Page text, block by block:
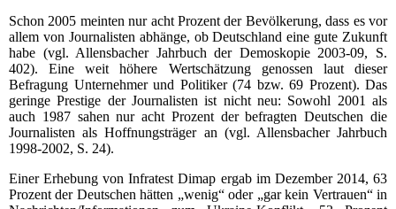
Schon 2005 meinten nur acht Prozent der Bevölkerung, dass es vor
allem von Journalisten abhänge, ob Deutschland eine gute Zukunft
habe (vgl. Allensbacher Jahrbuch der Demoskopie 2003-09, S.
402). Eine weit höhere Wertschätzung genossen laut dieser
Befragung Unternehmer und Politiker (74 bzw. 69 Prozent). Das
geringe Prestige der Journalisten ist nicht neu: Sowohl 2001 als
auch 1987 sahen nur acht Prozent der befragten Deutschen die
Journalisten als Hoffnungsträger an (vgl. Allensbacher Jahrbuch
1998-2002, S. 24).
Einer Erhebung von Infratest Dimap ergab im Dezember 2014, 63
Prozent der Deutschen hätten „wenig“ oder „gar kein Vertrauen“ in